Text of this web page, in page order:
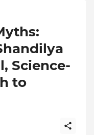
Science-
to